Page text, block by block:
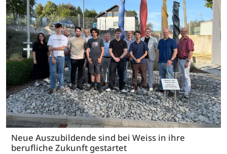
Neue Auszubildende sind bei Weiss in ihre
berufliche Zukunft gestartet